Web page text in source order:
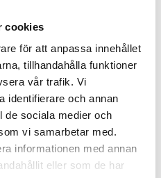
cookies
för att anpassa innehållet
tillhandahålla funktioner
vår trafik. Vi
identifierare och annan
de sociala medier och
vi samarbetar med.
informationen med annan
eller som de har
your question or enquiry,
architecture that
as our society.